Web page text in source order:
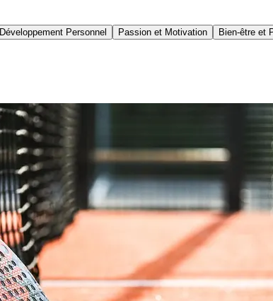
Développement Personnel Passion et Motivation Bien-être et